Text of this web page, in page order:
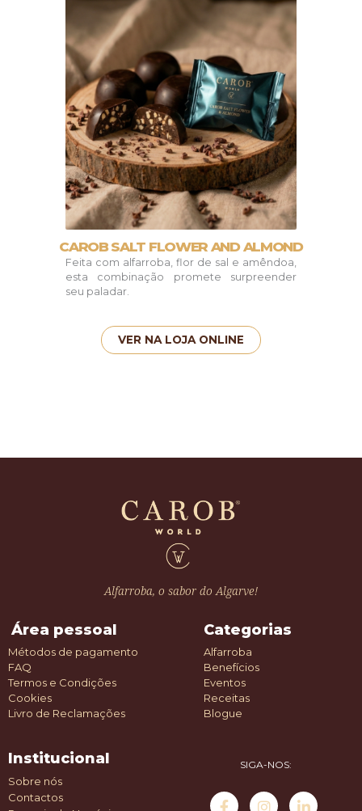
CAROB SALT FLOWER AND ALMOND
Feita com alfarroba, flor de sal e amêndoa,
esta combinação promete surpreender
seu paladar.
VER NA LOJA ONLINE
Alfarroba, o sabor do Algarve!
Área pessoal
Métodos de pagamento
FAQ
Termos e Condições
Cookies
Livro de Reclamações
Categorias
Alfarroba
Benefícios
Eventos
Receitas
Blogue
Institucional
Sobre nós
Contactos
SIGA-NOS: